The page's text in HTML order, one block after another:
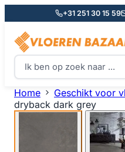
+31 251 30 15 59
Home Geschikt voor
dryback dark grey